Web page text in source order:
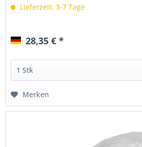
Lieferzeit: 3-7 Tage
28,35 € *
Merken